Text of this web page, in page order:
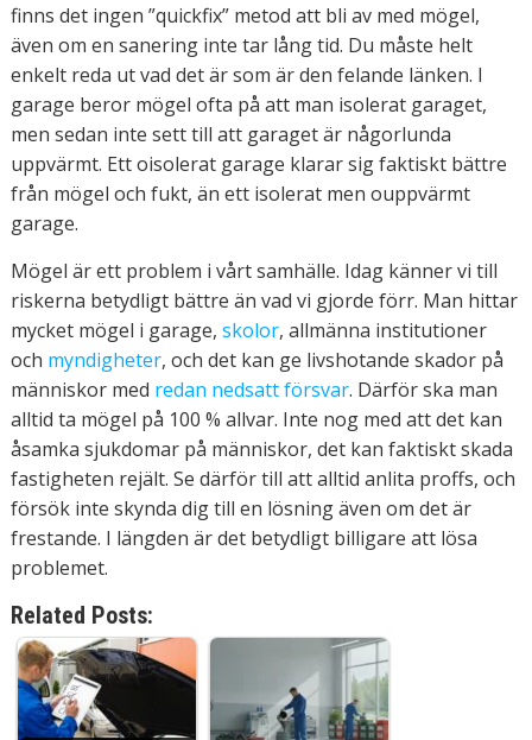
finns det ingen ”quickfix” metod att bli av med mögel,
även om en sanering inte tar lång tid. Du måste helt
enkelt reda ut vad det är som är den felande länken. I
garage beror mögel ofta på att man isolerat garaget,
men sedan inte sett till att garaget är någorlunda
uppvärmt. Ett oisolerat garage klarar sig faktiskt bättre
från mögel och fukt, än ett isolerat men ouppvärmt
garage.
Mögel är ett problem i vårt samhälle. Idag känner vi till
riskerna betydligt bättre än vad vi gjorde förr. Man hittar
mycket mögel i garage, skolor, allmänna institutioner
och myndigheter, och det kan ge livshotande skador på
människor med redan nedsatt försvar. Därför ska man
alltid ta mögel på 100 % allvar. Inte nog med att det kan
åsamka sjukdomar på människor, det kan faktiskt skada
fastigheten rejält. Se därför till att alltid anlita proffs, och
försök inte skynda dig till en lösning även om det är
frestande. I längden är det betydligt billigare att lösa
problemet.
Related Posts: